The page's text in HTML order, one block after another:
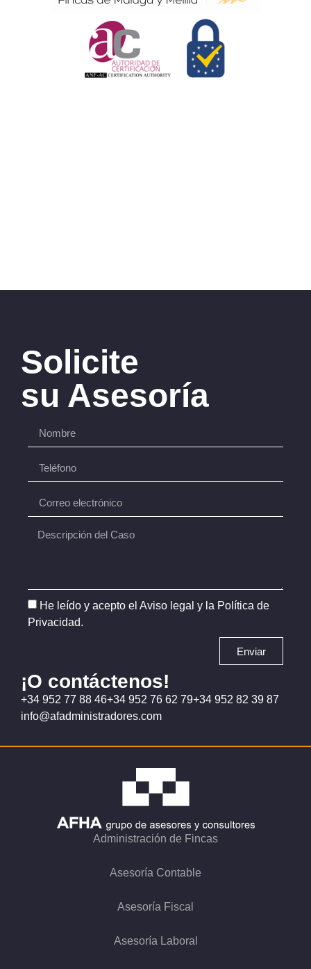
Solicite
su Asesoría
He leído y acepto el Aviso legal y la Política de
Privacidad.
Enviar
¡O contáctenos!
+34 952 77 88 46+34 952 76 62 79+34 952 82 39 87
info@afadministradores.com
Administración de Fincas
Asesoría Contable
Asesoría Fiscal
Asesoría Laboral